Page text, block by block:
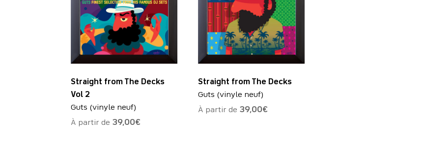
Straight from The Decks
Vol 2
Guts (vinyle neuf)
À partir de 39,00€
Straight from The Decks
Guts (vinyle neuf)
À partir de 39,00€